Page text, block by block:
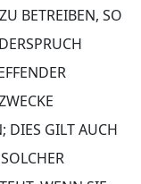
BETREIBEN, SO
DIES GILT AUCH